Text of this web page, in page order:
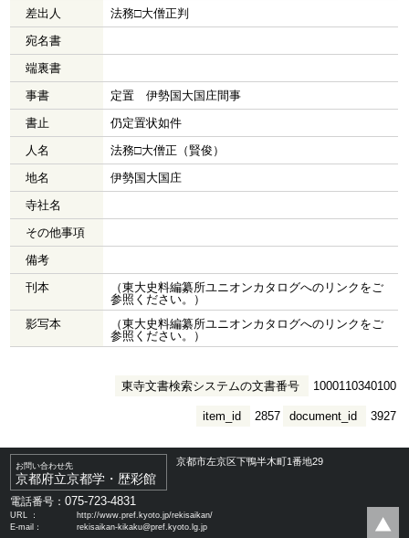
差出人
法務□大僧正判
宛名書
端裏書
事書
定置 伊勢国大国庄間事
書止
仍定置状如件
人名
法務□大僧正（賢俊）
地名
伊勢国大国庄
寺社名
その他事項
備考
刊本
（東大史料編纂所ユニオンカタログへのリンクをご
参照ください。）
影写本
（東大史料編纂所ユニオンカタログへのリンクをご
参照ください。）
東寺文書検索システムの文書番号 1000110340100
document_id 3927
item_id 2857
お問い合わせ先
京都府立京都学・歴彩館
京都市左京区下鴨半木町1番地29
電話番号：075-723-4831
URL ：
http://www.pref.kyoto.jp/rekisaikan/
E-mail：
rekisaikan-kikaku@pref.kyoto.lg.jp